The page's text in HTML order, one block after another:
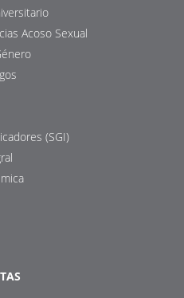
Acoso Sexual
(SGI)